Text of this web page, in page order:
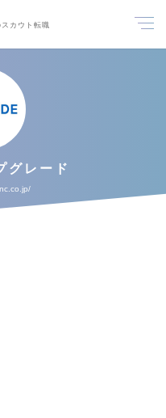
カウト転職
グレード